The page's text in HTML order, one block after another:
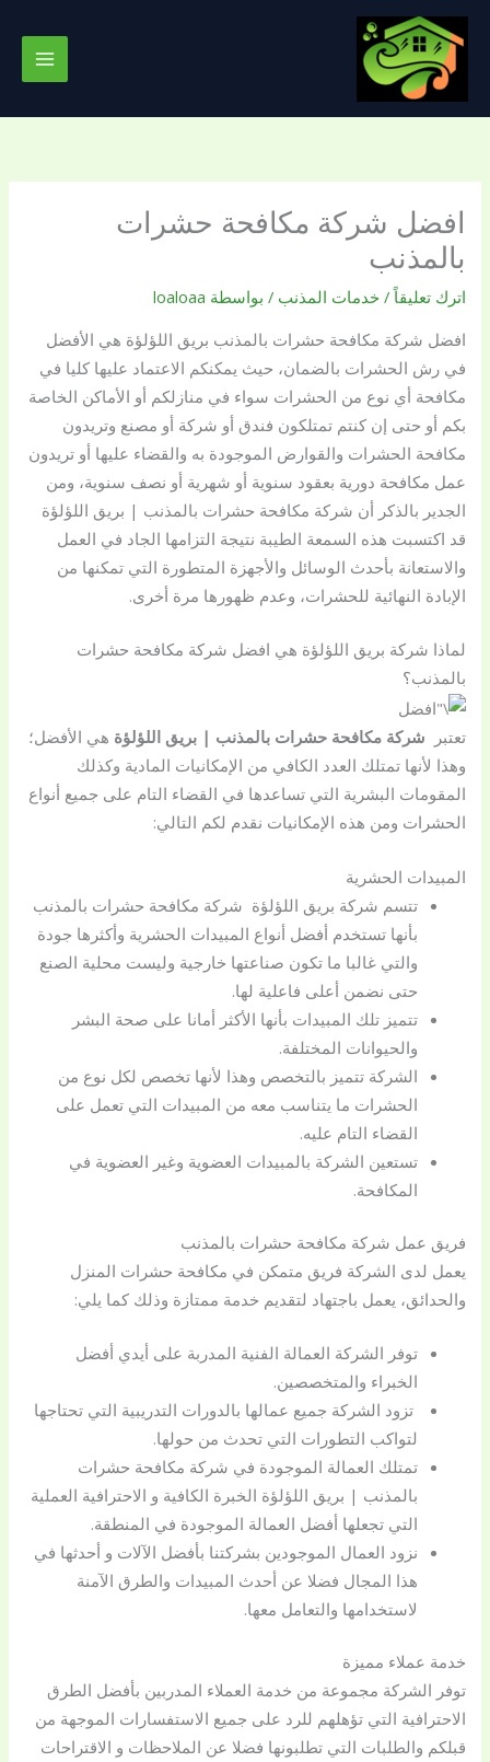
تخطي
المحتوى
افضل شركة مكافحة حشرات
بالمذنب
اترك تعليقاً / خدمات المذنب / بواسطة loaloaa
افضل شركة مكافحة حشرات بالمذنب بريق اللؤلؤة هي الأفضل
في رش الحشرات بالضمان، حيث يمكنكم الاعتماد عليها كليا في
مكافحة أي نوع من الحشرات سواء في منازلكم أو الأماكن الخاصة
بكم أو حتى إن كنتم تمتلكون فندق أو شركة أو مصنع وتريدون
مكافحة الحشرات والقوارض الموجودة به والقضاء عليها أو تريدون
عمل مكافحة دورية بعقود سنوية أو شهرية أو نصف سنوية، ومن
الجدير بالذكر أن شركة مكافحة حشرات بالمذنب | بريق اللؤلؤة
قد اكتسبت هذه السمعة الطيبة نتيجة التزامها الجاد في العمل
والاستعانة بأحدث الوسائل والأجهزة المتطورة التي تمكنها من
الإبادة النهائية للحشرات، وعدم ظهورها مرة أخرى.
لماذا شركة بريق اللؤلؤة هي افضل شركة مكافحة حشرات
بالمذنب؟
تعتبر شركة مكافحة حشرات بالمذنب | بريق اللؤلؤة هي الأفضل؛
وهذا لأنها تمتلك العدد الكافي من الإمكانيات المادية وكذلك
المقومات البشرية التي تساعدها في القضاء التام على جميع أنواع
الحشرات ومن هذه الإمكانيات نقدم لكم التالي:
المبيدات الحشرية
تتسم شركة بريق اللؤلؤة شركة مكافحة حشرات بالمذنب
بأنها تستخدم أفضل أنواع المبيدات الحشرية وأكثرها جودة
والتي غالبا ما تكون صناعتها خارجية وليست محلية الصنع
حتى نضمن أعلى فاعلية لها.
تتميز تلك المبيدات بأنها الأكثر أمانا على صحة البشر
والحيوانات المختلفة.
الشركة تتميز بالتخصص وهذا لأنها تخصص لكل نوع من
الحشرات ما يتناسب معه من المبيدات التي تعمل على
القضاء التام عليه.
تستعين الشركة بالمبيدات العضوية وغير العضوية في
المكافحة.
فريق عمل شركة مكافحة حشرات بالمذنب
يعمل لدى الشركة فريق متمكن في مكافحة حشرات المنزل
والحدائق، يعمل باجتهاد لتقديم خدمة ممتازة وذلك كما يلي:
توفر الشركة العمالة الفنية المدربة على أيدي أفضل
الخبراء والمتخصصين.
تزود الشركة جميع عمالها بالدورات التدريبية التي تحتاجها
لتواكب التطورات التي تحدث من حولها.
تمتلك العمالة الموجودة في شركة مكافحة حشرات
بالمذنب | بريق اللؤلؤة الخبرة الكافية و الاحترافية العملية
التي تجعلها أفضل العمالة الموجودة في المنطقة.
نزود العمال الموجودين بشركتنا بأفضل الآلات و أحدثها في
هذا المجال فضلا عن أحدث المبيدات والطرق الآمنة
لاستخدامها والتعامل معها.
خدمة عملاء مميزة
توفر الشركة مجموعة من خدمة العملاء المدربين بأفضل الطرق
الاحترافية التي تؤهلهم للرد على جميع الاستفسارات الموجهة من
قبلكم والطلبات التي تطلبونها فضلا عن الملاحظات و الاقتراحات